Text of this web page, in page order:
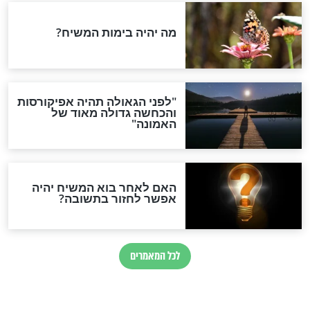
יְדוּעָה כַּמְּסֻגֶּלֶת
חדשות יהדות
הותר לפרסום: לוחמי מילואים
נהרגו בדרום לבנון
ההסכם החשאי של טראמפ
ואיראן: בלי שקיפות ועם הרבה
סימני שאלה